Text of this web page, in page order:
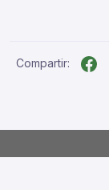
Compartir: